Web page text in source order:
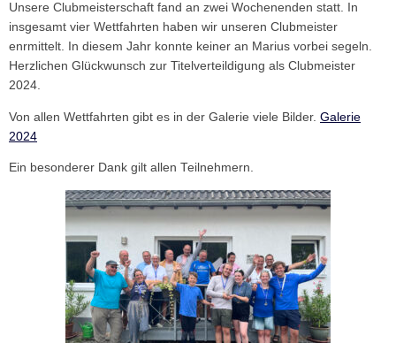
Unsere Clubmeisterschaft fand an zwei Wochenenden statt. In
insgesamt vier Wettfahrten haben wir unseren Clubmeister
enrmittelt. In diesem Jahr konnte keiner an Marius vorbei segeln.
Herzlichen Glückwunsch zur Titelverteildigung als Clubmeister
2024.
Von allen Wettfahrten gibt es in der Galerie viele Bilder. Galerie
2024
Ein besonderer Dank gilt allen Teilnehmern.